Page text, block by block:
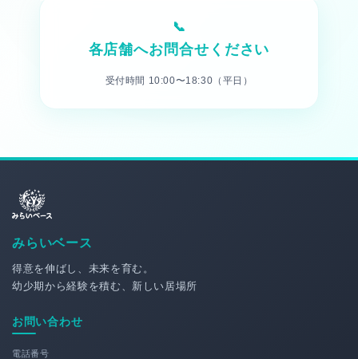
各店舗へお問合せください
受付時間 10:00〜18:30（平日）
みらいベース
得意を伸ばし、未来を育む。
幼少期から経験を積む、新しい居場所
お問い合わせ
電話番号